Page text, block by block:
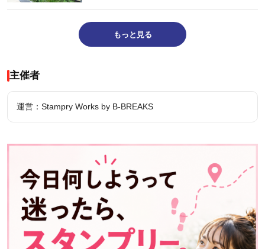
もっと見る
主催者
運営：Stampry Works by B-BREAKS